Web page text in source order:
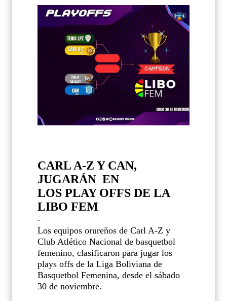
CARL A-Z Y CAN,
JUGARÁN EN
LOS PLAY OFFS DE LA
LIBO FEM
-
Los equipos orureños de Carl A-Z y
Club Atlético Nacional de basquetbol
femenino, clasificaron para jugar los
plays offs de la Liga Boliviana de
Basquetbol Femenina, desde el sábado
30 de noviembre.